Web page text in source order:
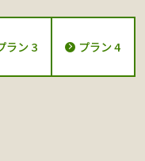
ラン 3 プラン 4